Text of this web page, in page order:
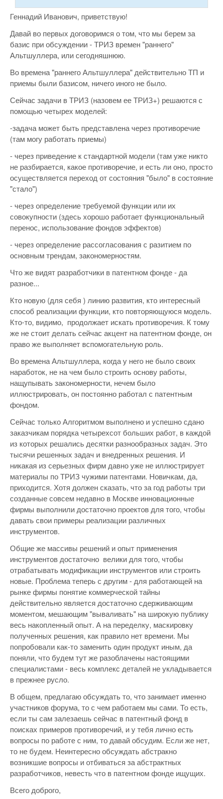
Геннадий Иванович, приветствую!
Давай во первых договоримся о том, что мы берем за
базис при обсуждении - ТРИЗ времен "раннего"
Альтшуллера, или сегодняшнюю.
Во времена "раннего Альтшуллера" действительно ТП и
приемы были базисом, ничего иного не было.
Сейчас задачи в ТРИЗ (назовем ее ТРИЗ+) решаются с
помощью четырех моделей:
-задача может быть представлена через противоречие
(там могу работать приемы)
- через приведение к стандартной модели (там уже никто
не разбирается, какое противоречие, и есть ли оно, просто
осуществляется переход от состояния "было" в состояние
"стало")
- через определение требуемой функции или их
совокупности (здесь хорошо работает функциональный
перенос, использование фондов эффектов)
- через определение рассогласования с разитием по
основным трендам, закономерностям.
Что же видят разработчики в патентном фонде - да
разное...
Кто новую (для себя ) линию развития, кто интересный
способ реализации функции, кто повторяющуюся модель.
Кто-то, видимо, продолжает искать противоречия. К тому
же не стоит делать сейчас акцент на патентном фонде, он
право же выполняет вспомогательную роль.
Во времена Альтшуллера, когда у него не было своих
наработок, не на чем было строить основу работы,
нащупывать закономерности, нечем было
иллюстрировать, он постоянно работал с патентным
фондом.
Сейчас только Алгоритмом выполнено и успешно сдано
заказчикам порядка четырехсот больших работ, в каждой
из которых решались десятки разнообразных задач. Это
тысячи решенных задач и внедренных решения. И
никакая из серьезных фирм давно уже не иллюстрирует
материалы по ТРИЗ чужими патентами. Новичкам, да,
приходится. Хотя должен сказать, что за год работы три
созданные совсем недавно в Москве инновационные
фирмы выполнили достаточно проектов для того, чтобы
давать свои примеры реализации различных
инструментов.
Общие же массивы решений и опыт применения
инструментов достаточно велики для того, чтобы
отрабатывать модификации инструментов или строить
новые. Проблема теперь с другим - для работающей на
рынке фирмы понятие коммерческой тайны
действительно является достаточно сдерживающим
моментом, мешающим "вываливать" на широкую публику
весь накопленный опыт. А на переделку, маскировку
полученных решения, как правило нет времени. Мы
попробовали как-то заменить один продукт иным, да
поняли, что будем тут же разоблачены настоящими
специалистами - весь комплекс деталей не укладывается
в прежнее русло.
В общем, предлагаю обсуждать то, что занимает именно
участников форума, то с чем работаем мы сами. То есть,
если ты сам залезаешь сейчас в патентный фонд в
поисках примеров противоречий, и у тебя лично есть
вопросы по работе с ним, то давай обсудим. Если же нет,
то не будем. Неинтересно обсуждать абстракно
возникшие вопросы и отбиваться за абстрактных
разработчиков, невесть что в патентном фонде ищущих.
Всего доброго,